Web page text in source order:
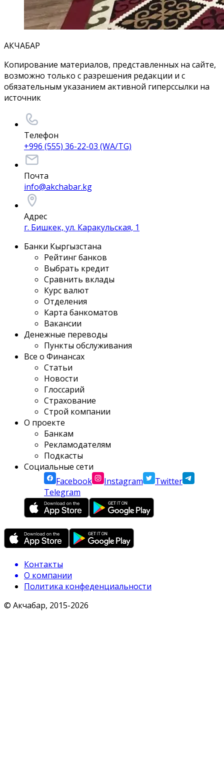
АКЧАБАР
Копирование материалов, представленных на сайте,
возможно только с разрешения редакции и с
обязательным указанием активной гиперссылки на
источник
Телефон
+996 (555) 36-22-03 (WA/TG)
Почта
info@akchabar.kg
Адрес
г. Бишкек, ул. Каракульская, 1
Банки Кыргызстана
Рейтинг банков
Выбрать кредит
Сравнить вклады
Курс валют
Отделения
Карта банкоматов
Вакансии
Денежные переводы
Пункты обслуживания
Все о Финансах
Статьи
Новости
Глоссарий
Страхование
Строй компании
О проекте
Банкам
Рекламодателям
Подкасты
Социальные сети
Facebook
Instagram
Twitter
Telegram
Контакты
О компании
Политика конфеденциальности
© Акчабар, 2015-2026